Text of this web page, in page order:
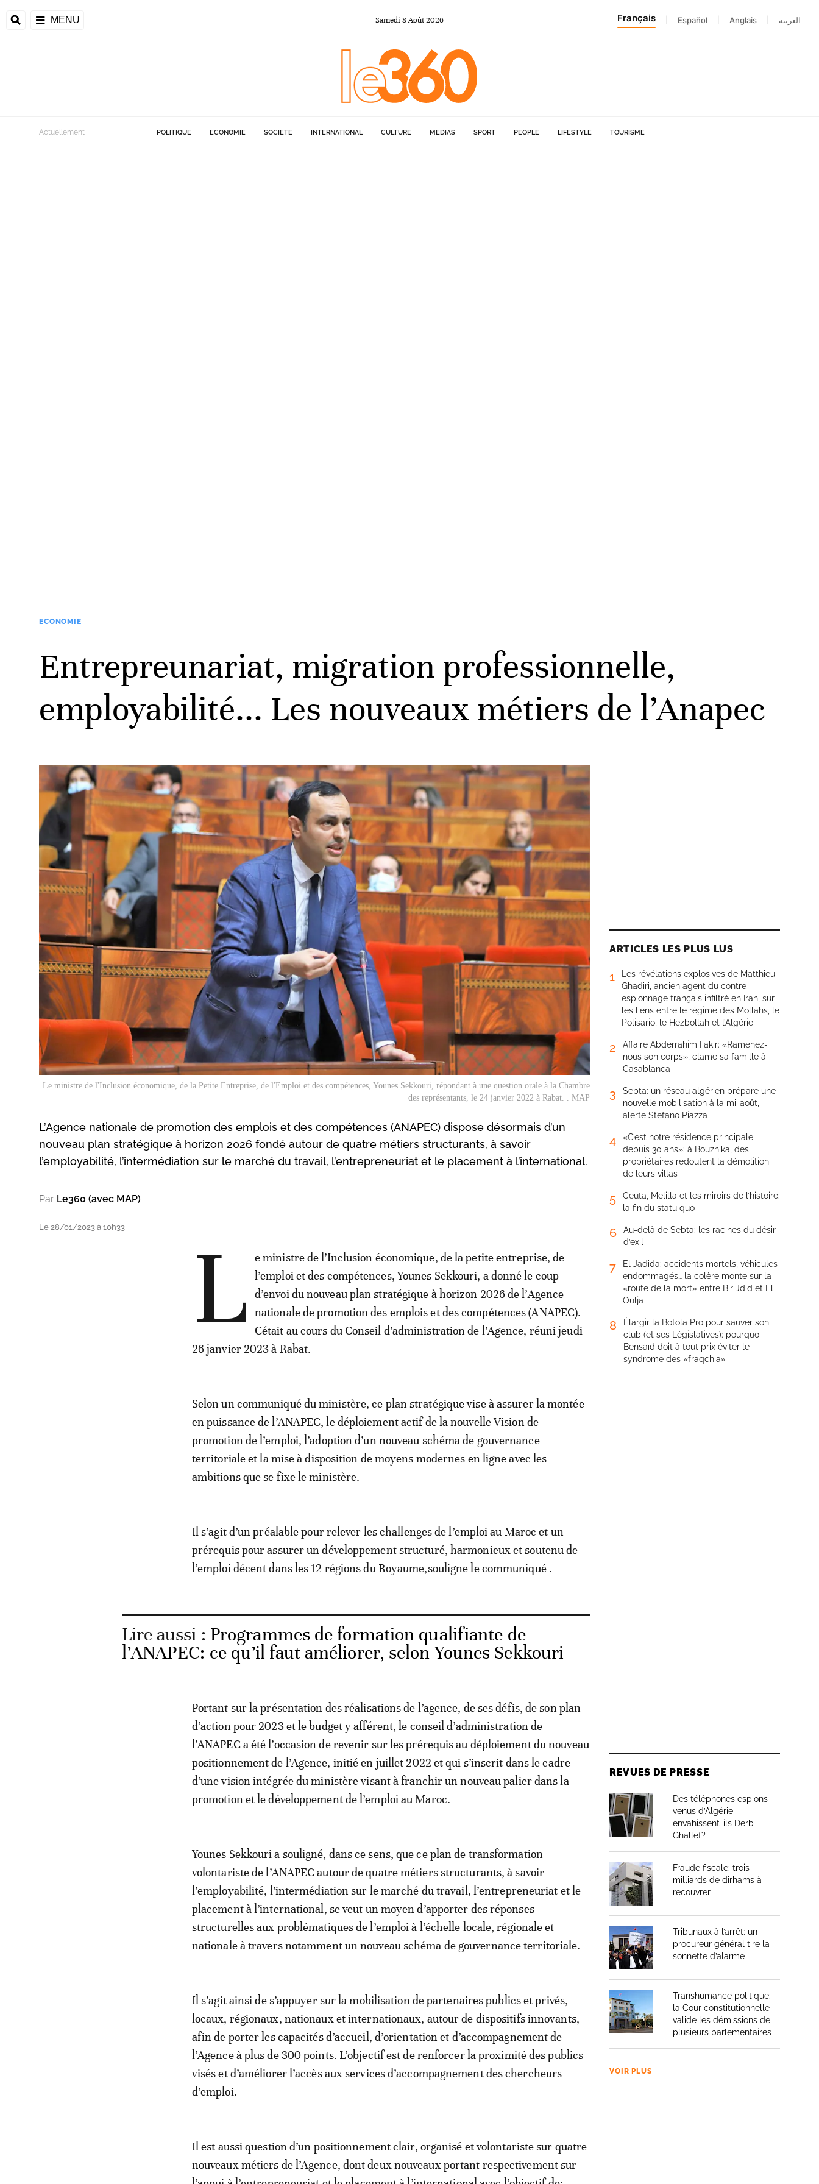
MENU Samedi 8Août2026 Français Español Anglais العربية
Actuellement POLITIQUE ECONOMIE SOCIÉTÉ INTERNATIONAL CULTURE MÉDIAS SPORT PEOPLE LIFESTYLE TOURISME
ECONOMIE
Entrepreunariat, migration professionnelle,
employabilité... Les nouveaux métiers de l’Anapec
Le ministre de l'Inclusion économique, de la Petite Entreprise, de l'Emploi et des compétences, Younes Sekkouri, répondant à une question orale à la Chambre
des représentants, le 24 janvier 2022 à Rabat. . MAP
L’Agence nationale de promotion des emplois et des compétences (ANAPEC) dispose désormais d’un
nouveau plan stratégique à horizon 2026 fondé autour de quatre métiers structurants, à savoir
l’employabilité, l’intermédiation sur le marché du travail, l’entrepreneuriat et le placement à l’international.
Par Le360 (avec MAP)
Le 28/01/2023 à 10h33 L
e ministre de l’Inclusion économique, de la petite entreprise, de
l’emploi et des compétences, Younes Sekkouri, a donné le coup
d’envoi du nouveau plan stratégique à horizon 2026 de l’Agence
nationale de promotion des emplois et des compétences (ANAPEC).
Cétait au cours du Conseil d’administration de l’Agence, réuni jeudi
26 janvier 2023 à Rabat.
Selon un communiqué du ministère, ce plan stratégique vise à assurer la montée
en puissance de l’ANAPEC, le déploiement actif de la nouvelle Vision de
promotion de l’emploi, l’adoption d’un nouveau schéma de gouvernance
territoriale et la mise à disposition de moyens modernes en ligne avec les
ambitions que se fixe le ministère.
Il s’agit d’un préalable pour relever les challenges de l’emploi au Maroc et un
prérequis pour assurer un développement structuré, harmonieux et soutenu de
l’emploi décent dans les 12 régions du Royaume,souligne le communiqué .
Lire aussi : Programmes de formation qualifiante de
l’ANAPEC: ce qu’il faut améliorer, selon Younes Sekkouri
Portant sur la présentation des réalisations de l’agence, de ses défis, de son plan
d’action pour 2023 et le budget y afférent, le conseil d’administration de
l’ANAPEC a été l’occasion de revenir sur les prérequis au déploiement du nouveau
positionnement de l’Agence, initié en juillet 2022 et qui s’inscrit dans le cadre
d’une vision intégrée du ministère visant à franchir un nouveau palier dans la
promotion et le développement de l’emploi au Maroc.
Younes Sekkouri a souligné, dans ce sens, que ce plan de transformation
volontariste de l’ANAPEC autour de quatre métiers structurants, à savoir
l’employabilité, l’intermédiation sur le marché du travail, l’entrepreneuriat et le
placement à l’international, se veut un moyen d’apporter des réponses
structurelles aux problématiques de l’emploi à l’échelle locale, régionale et
nationale à travers notamment un nouveau schéma de gouvernance territoriale.
Il s’agit ainsi de s’appuyer sur la mobilisation de partenaires publics et privés,
locaux, régionaux, nationaux et internationaux, autour de dispositifs innovants,
afin de porter les capacités d’accueil, d’orientation et d’accompagnement de
l’Agence à plus de 300 points. L’objectif est de renforcer la proximité des publics
visés et d’améliorer l’accès aux services d’accompagnement des chercheurs
d’emploi.
Il est aussi question d’un positionnement clair, organisé et volontariste sur quatre
nouveaux métiers de l’Agence, dont deux nouveaux portant respectivement sur
ARTICLES LES PLUS LUS
1
Les révélations explosives de Matthieu
Ghadiri, ancien agent du contre-
espionnage français infiltré en Iran, sur
les liens entre le régime des Mollahs, le
Polisario, le Hezbollah et l’Algérie
2
Affaire Abderrahim Fakir: «Ramenez-
nous son corps», clame sa famille à
Casablanca
3
Sebta: un réseau algérien prépare une
nouvelle mobilisation à la mi-août,
alerte Stefano Piazza
4
«C’est notre résidence principale
depuis 30 ans»: à Bouznika, des
propriétaires redoutent la démolition
de leurs villas
5
Ceuta, Melilla et les miroirs de l’histoire:
la fin du statu quo
6
Au-delà de Sebta: les racines du désir
d’exil
7
El Jadida: accidents mortels, véhicules
endommagés… la colère monte sur la
«route de la mort» entre Bir Jdid et El
Oulja
8
Élargir la Botola Pro pour sauver son
club (et ses Législatives): pourquoi
Bensaïd doit à tout prix éviter le
syndrome des «fraqchia»
REVUES DE PRESSE
Des téléphones espions
venus d’Algérie
envahissent-ils Derb
Ghallef?
Fraude fiscale: trois
milliards de dirhams à
recouvrer
Tribunaux à l’arrêt: un
procureur général tire la
sonnette d’alarme
Transhumance politique:
la Cour constitutionnelle
valide les démissions de
plusieurs parlementaires
VOIR PLUS